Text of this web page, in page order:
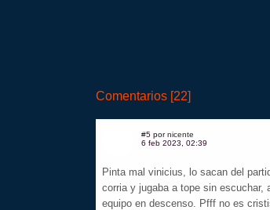
Comentarios [22]
#5 pornicente
6 feb 2023, 02:39
Pinta mal vinicius, lo sacan del
corria y jugaba a tope sin escuchar,
equipo en descenso. Pfff no es